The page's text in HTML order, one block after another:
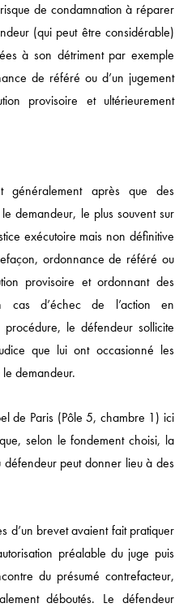
de condamnation à réparer
(qui peut être considérable)
à son détriment par exemple
de référé ou d’un jugement
provisoire et ultérieurement
généralement après que des
demandeur, le plus souvent sur
exécutoire mais non définitive
ordonnance de référé ou
provisoire et ordonnant des
cas d’échec de l’action en
le défendeur sollicite
que lui ont occasionné les
demandeur.
de Paris (Pôle 5, chambre 1) ici
selon le fondement choisi, la
défendeur peut donner lieu à des
d’un brevet avaient fait pratiquer
préalable du juge puis
du présumé contrefacteur,
déboutés. Le défendeur